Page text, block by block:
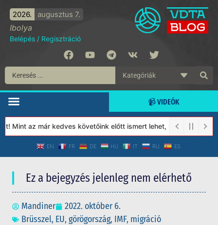
2026. augusztus 7.
Ibolya
Belépés / Regisztráció
📹 VIDEÓK
az már kedves követőink előtt ismert lehet, 2023-tól a
EN FR DE HU IT RU ES
Ez a bejegyzés jelenleg nem elérhető
Mandiner
2022. október 6.
Brüsszel, EU, görögország, IMF, migráció